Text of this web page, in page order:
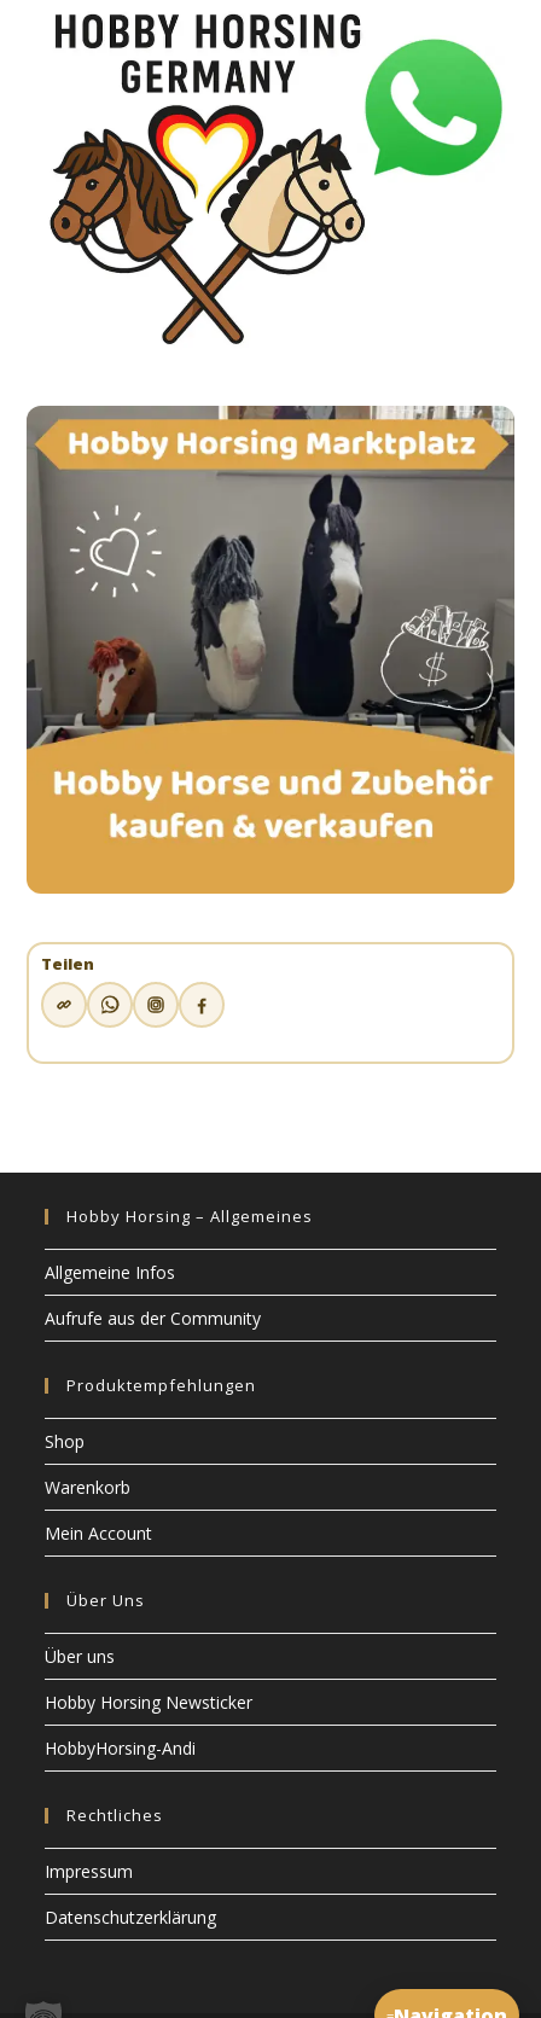
Teilen
Hobby Horsing – Allgemeines
Allgemeine Infos
Aufrufe aus der Community
Produktempfehlungen
Shop
Warenkorb
Mein Account
Über Uns
Über uns
Hobby Horsing Newsticker
HobbyHorsing-Andi
Rechtliches
Impressum
Datenschutzerklärung